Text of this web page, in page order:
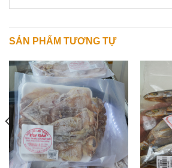
SẢN PHẨM TƯƠNG TỰ